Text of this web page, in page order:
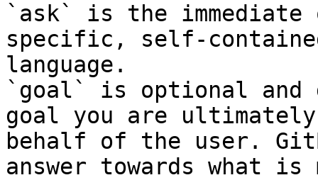
`ask` is the
specific, self-
language.
`goal` is optional and
goal you are
behalf of the user.
answer towards what